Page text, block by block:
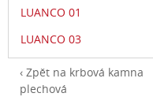
LUANCO 01
LUANCO 03
Zpět na krbová kamna
plechová